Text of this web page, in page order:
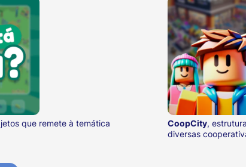
que remete à temática
CoopCity,
diversas